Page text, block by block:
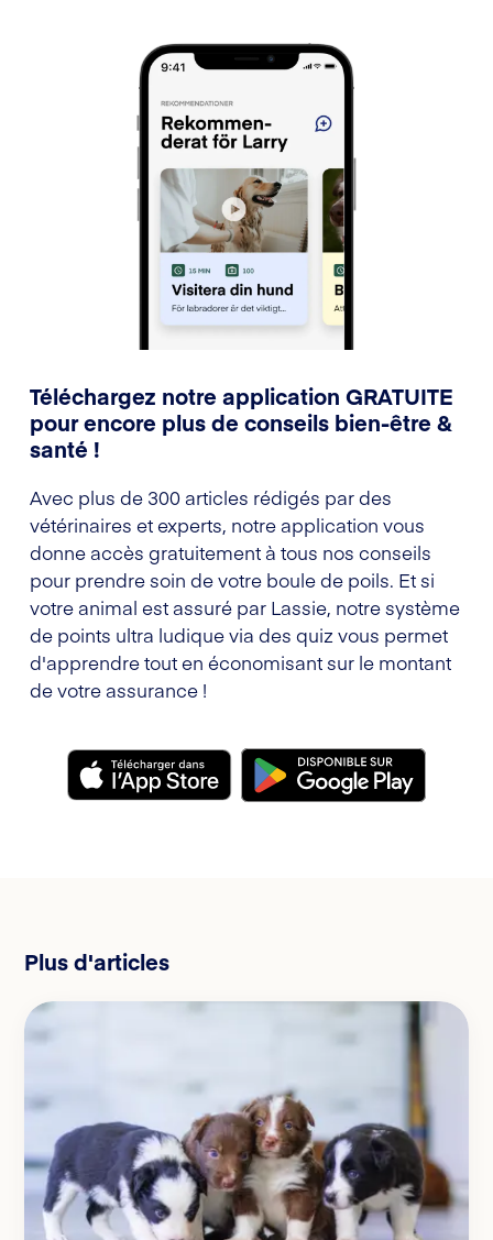
Téléchargez notre application GRATUITE
pour encore plus de conseils bien-être &
santé !
Avec plus de 300 articles rédigés par des
vétérinaires et experts, notre application vous
donne accès gratuitement à tous nos conseils
pour prendre soin de votre boule de poils. Et si
votre animal est assuré par Lassie, notre système
de points ultra ludique via des quiz vous permet
d'apprendre tout en économisant sur le montant
de votre assurance !
Plus d'articles